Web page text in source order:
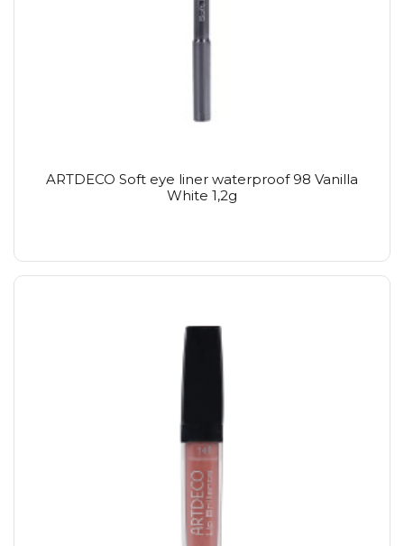
ARTDECO Soft eye liner waterproof 98 Vanilla
White 1,2g